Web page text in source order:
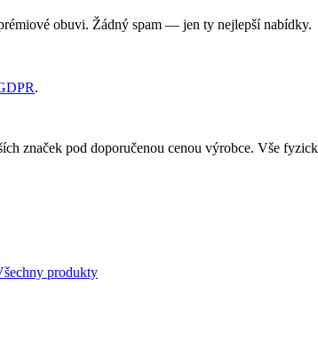
obuvi. Žádný spam — jen ty nejlepší nabídky.
.
značek pod doporučenou cenou výrobce. Vše
produkty